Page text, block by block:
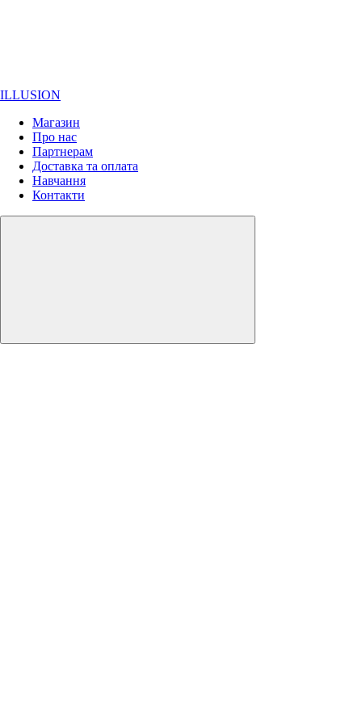
ILLUSION
Магазин
Про нас
Партнерам
Доставка та оплата
Навчання
Контакти